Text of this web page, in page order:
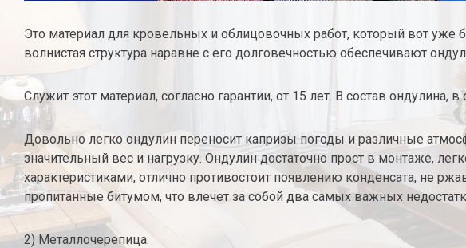
Это материал для кровельных и облицовочных работ, который вот уже
волнистая структура наравне с его долговечностью обеспечивают
Служит этот материал, согласно гарантии, от 15 лет. В состав
Довольно легко ондулин переносит капризы погоды и различные
значительный вес и нагрузку. Ондулин достаточно прост в монтаже,
характеристиками, отлично противостоит появлению конденсата, не
пропитанные битумом, что влечет за собой два самых важных
2) Металлочерепица.